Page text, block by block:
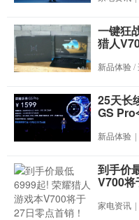
一键狂
猎人
新品体验/
25天长
GS Pro
新品体验 |
到手价
V700将
家电资讯 |